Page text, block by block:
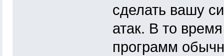
сделать вашу
атак. В то
программ